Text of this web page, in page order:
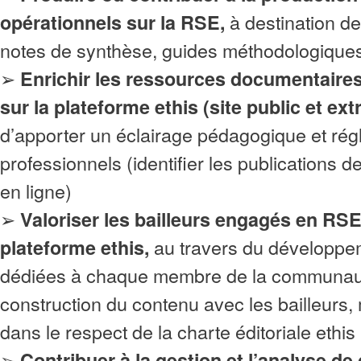
opérationnels sur la RSE, à destination
notes de synthèse, guides
➢ Enrichir les ressources
sur la plateforme ethis (site public et
d’apporter un éclairage pédagogique et
professionnels (identifier les publications
en ligne)
➢ Valoriser les bailleurs engagés en
plateforme ethis, au travers du
dédiées à chaque membre de la
construction du contenu avec les bailleurs,
dans le respect de la charte éditoriale ethis